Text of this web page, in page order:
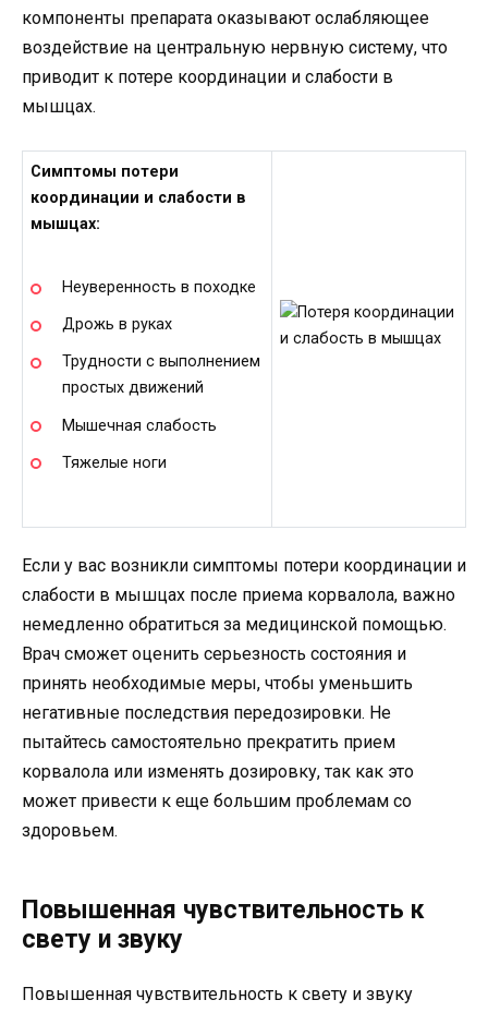
компоненты препарата оказывают ослабляющее
воздействие на центральную нервную систему, что
приводит к потере координации и слабости в
мышцах.
Симптомы потери
координации и слабости в
мышцах:
Неуверенность в походке
Дрожь в руках
Трудности с выполнением
простых движений
Мышечная слабость
Тяжелые ноги
Если у вас возникли симптомы потери координации и
слабости в мышцах после приема корвалола, важно
немедленно обратиться за медицинской помощью.
Врач сможет оценить серьезность состояния и
принять необходимые меры, чтобы уменьшить
негативные последствия передозировки. Не
пытайтесь самостоятельно прекратить прием
корвалола или изменять дозировку, так как это
может привести к еще большим проблемам со
здоровьем.
Повышенная чувствительность к
свету и звуку
Повышенная чувствительность к свету и звуку